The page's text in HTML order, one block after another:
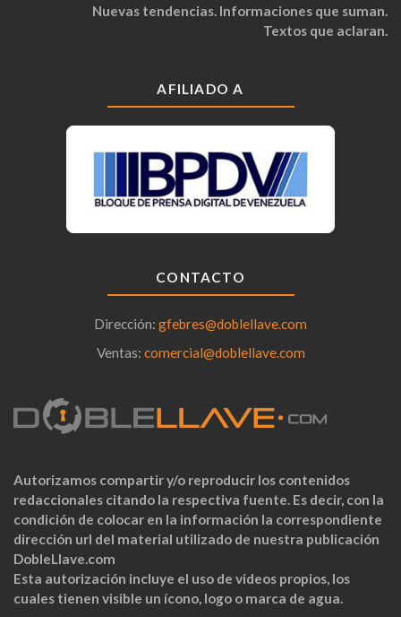
Nuevas tendencias. Informaciones que suman.
Textos que aclaran.
AFILIADO A
CONTACTO
Dirección: gfebres@doblellave.com
Ventas: comercial@doblellave.com
Autorizamos compartir y/o reproducir los contenidos
redaccionales citando la respectiva fuente. Es decir, con la
condición de colocar en la información la correspondiente
dirección url del material utilizado de nuestra publicación
DobleLlave.com
Esta autorización incluye el uso de videos propios, los
cuales tienen visible un ícono, logo o marca de agua.